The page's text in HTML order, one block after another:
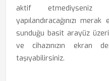
aktif etmediyseniz
yapılandıracağınızı
sunduğu basit arayüz
ve cihazınızın ekran
taşıyabilirsiniz.